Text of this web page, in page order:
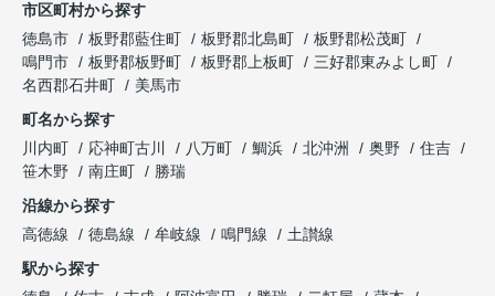
市区町村から探す
徳島市
板野郡藍住町 板野郡北島町
板野郡松茂町
鳴門市
板野郡板野町 板野郡上板町
三好郡東みよし町
名西郡石井町
美馬市
町名から探す
川内町
応神町古川 八万町 鯛浜 北沖洲 奥野
住吉
笹木野
南庄町
勝瑞
沿線から探す
高徳線
徳島線 牟岐線 鳴門線
土讃線
駅から探す